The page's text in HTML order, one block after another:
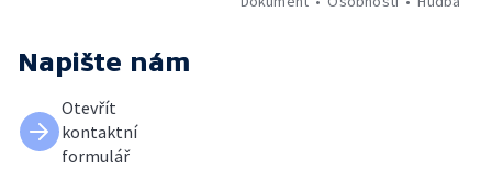
Napište nám
Otevřít
kontaktní
formulář